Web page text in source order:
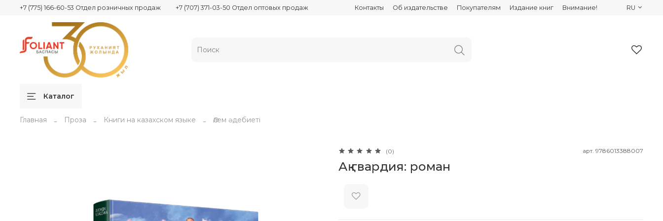
Контакты Об издательстве Покупателям Издание книг Внимание!
+7 (775) 166-60-53 Отдел розничных продаж +7 (707) 371-03-50 Отдел оптовых продаж RU
Каталог
Главная Проза Книги на казахском языке Әлем әдебиеті
(0) арт. 9786013388007
Ақ гвардия: роман